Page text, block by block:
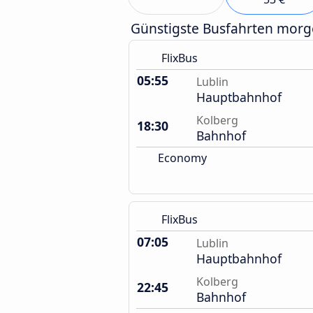
Günstigste Busfahrten
FlixBus
05:55 Lublin
Hauptbahnhof
18:30
Kolberg
Bahnhof
Economy
FlixBus
07:05 Lublin
Hauptbahnhof
22:45
Kolberg
Bahnhof